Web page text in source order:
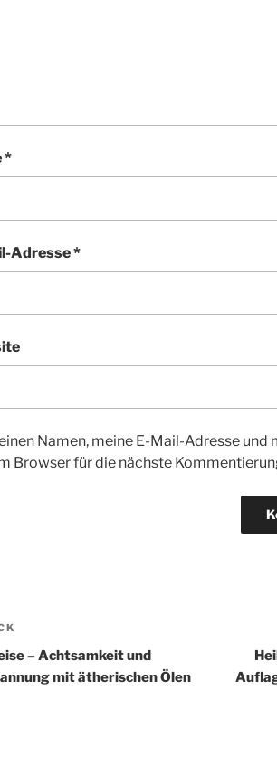
*
Adresse*
Namen, meine E-Mail-Adresse und
Browser für die nächste
– Achtsamkeit und
mit ätherischen Ölen